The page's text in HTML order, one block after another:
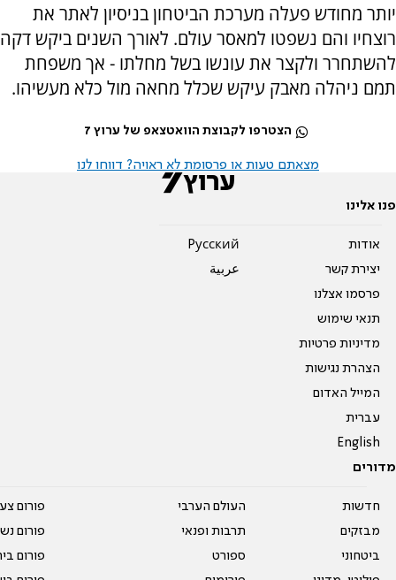
יותר מחודש פעלה מערכת הביטחון בניסיון לאתר את
רוצחיו והם נשפטו למאסר עולם. לאורך השנים ביקש דקה
להשתחרר ולקצר את עונשו בשל מחלתו - אך משפחת
תמם ניהלה מאבק עיקש שכלל מחאה מול כלא מעשיהו.
הצטרפו לקבוצת הוואטצאפ של ערוץ 7
מצאתם טעות או פרסומת לא ראויה? דווחו לנו
פנו אלינו
אודות
יצירת קשר
פרסמו אצלנו
תנאי שימוש
מדיניות פרטיות
הצהרת נגישות
המייל האדום
עברית
English
Pусский
عربية
מדורים
חדשות
מבזקים
ביטחוני
העולם הערבי
תרבות ופנאי
ספורט
פורום
פורום
פורום